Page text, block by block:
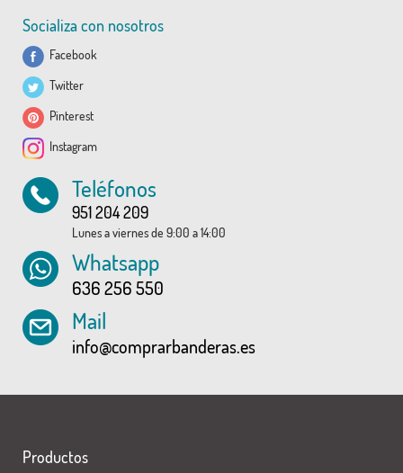
Socializa con nosotros
Facebook
Twitter
Pinterest
Instagram
Teléfonos
951 204 209
Lunes a viernes de 9:00 a 14:00
Whatsapp
636 256 550
Mail
info@comprarbanderas.es
Productos